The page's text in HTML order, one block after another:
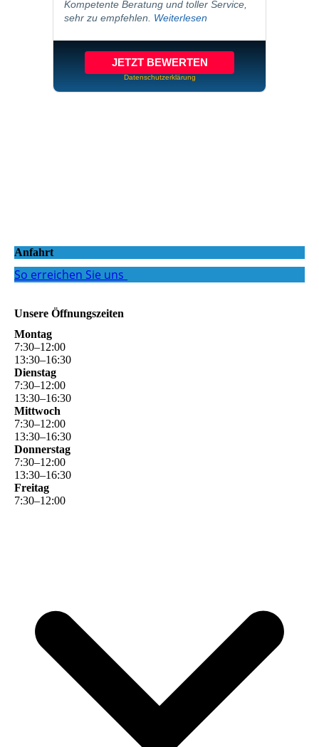
Anfahrt
So erreichen Sie uns
Unsere Öffnungszeiten
Montag
7:30–12:00
13:30–16:30
Dienstag
7:30–12:00
13:30–16:30
Mittwoch
7:30–12:00
13:30–16:30
Donnerstag
7:30–12:00
13:30–16:30
Freitag
7:30–12:00